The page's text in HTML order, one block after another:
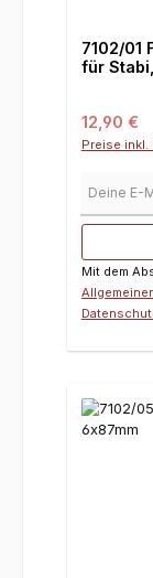
7102/01
für
Regulärer
12,90 €
Preise inkl.
Mit dem